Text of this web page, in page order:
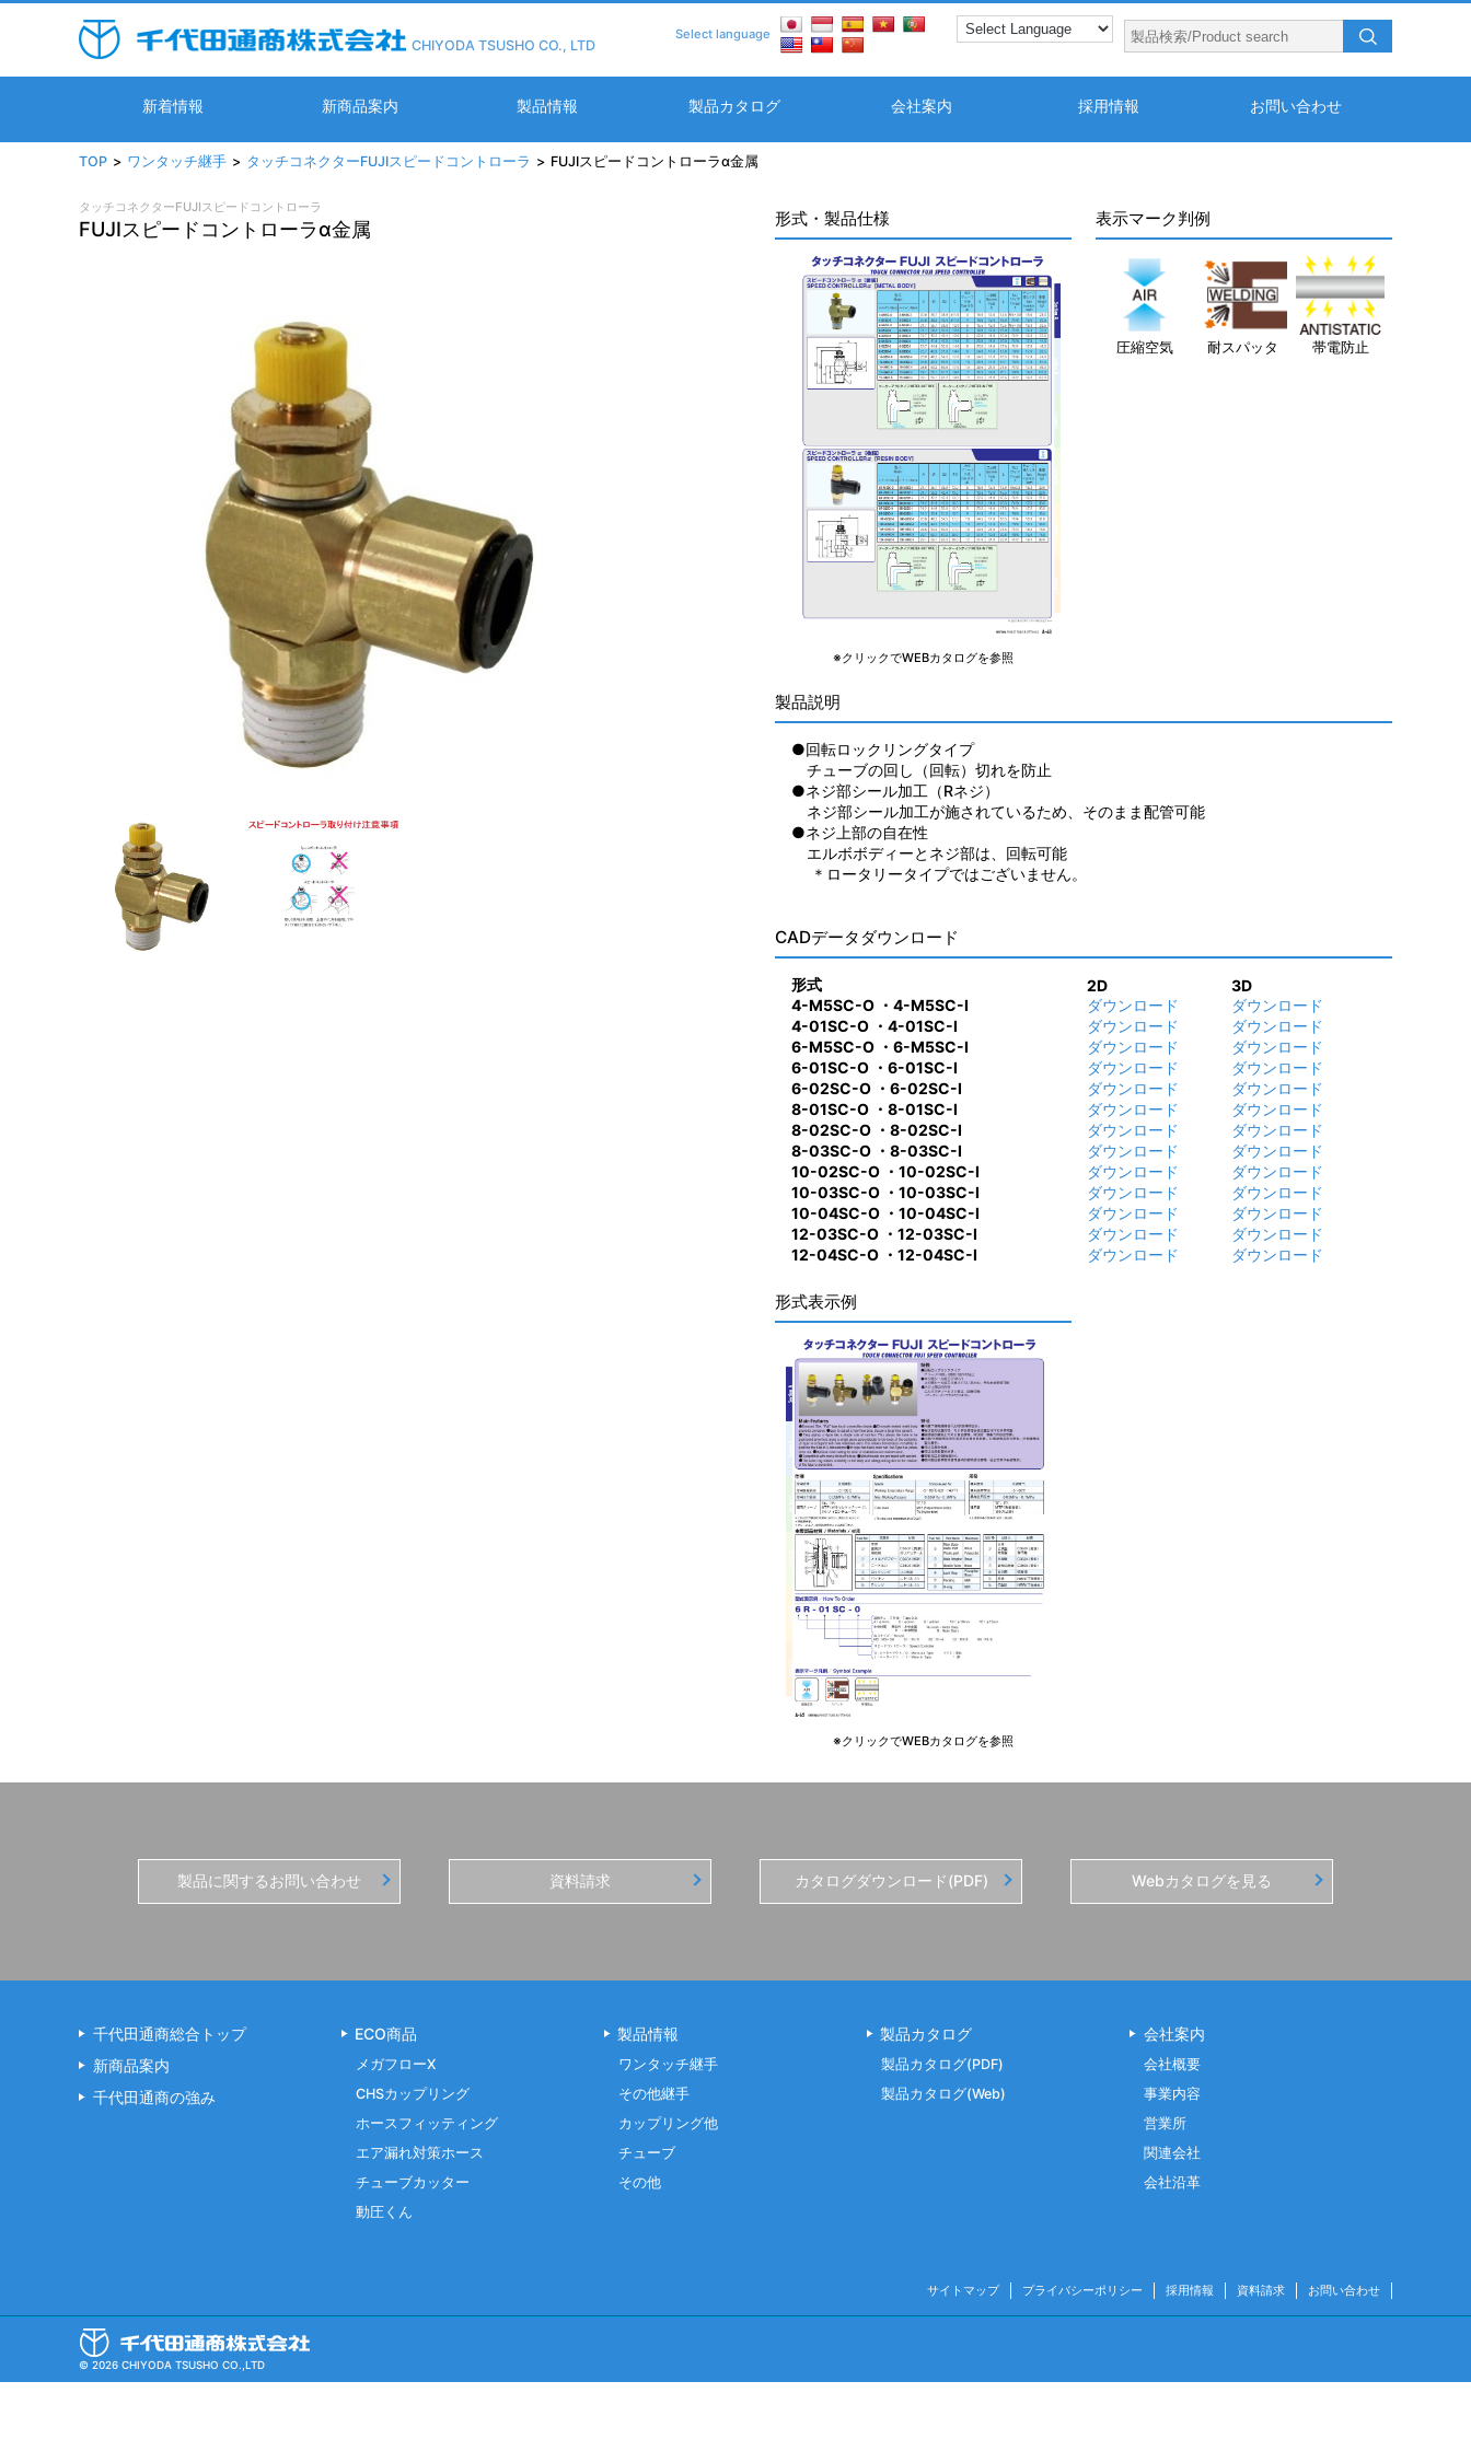
CHIYODA TSUSHO CO., LTD
Select language
新着情報 新商品案内 製品情報 製品カタログ 会社案内 採用情報 お問い合わせ
TOP ワンタッチ継手 タッチコネクターFUJIスピードコントローラ FUJIスピードコントローラα金属
タッチコネクターFUJIスピードコントローラ
FUJIスピードコントローラα金属 形式・製品仕様
※クリックでWEBカタログを参照
表示マーク判例
圧縮空気 耐スパッタ 帯電防止
製品説明
●回転ロックリングタイプ
チューブの回し（回転）切れを防止
●ネジ部シール加工（Rネジ）
ネジ部シール加工が施されているため、そのまま配管可能
●ネジ上部の自在性
エルボボディーとネジ部は、回転可能
＊ロータリータイプではございません。
CADデータダウンロード
形式 2D
3D
4-M5SC-O ・4-M5SC-I
ダウンロード
ダウンロード
4-01SC-O ・4-01SC-I
ダウンロード
ダウンロード
6-M5SC-O ・6-M5SC-I
ダウンロード
ダウンロード
6-01SC-O ・6-01SC-I
ダウンロード
ダウンロード
6-02SC-O ・6-02SC-I
ダウンロード
ダウンロード
8-01SC-O ・8-01SC-I
ダウンロード
ダウンロード
8-02SC-O ・8-02SC-I
ダウンロード
ダウンロード
8-03SC-O ・8-03SC-I
ダウンロード
ダウンロード
10-02SC-O ・10-02SC-I
ダウンロード
ダウンロード
10-03SC-O ・10-03SC-I
ダウンロード
ダウンロード
10-04SC-O ・10-04SC-I
ダウンロード
ダウンロード
12-03SC-O ・12-03SC-I
ダウンロード
ダウンロード
12-04SC-O ・12-04SC-I
ダウンロード ダウンロード
形式表示例
※クリックでWEBカタログを参照
製品に関するお問い合わせ 資料請求 カタログダウンロード(PDF) Webカタログを見る
千代田通商総合トップ
新商品案内
千代田通商の強み
ECO商品
メガフローX
CHSカップリング
ホースフィッティング
エア漏れ対策ホース
チューブカッター
動圧くん
製品情報
ワンタッチ継手
その他継手
カップリング他
チューブ
その他
製品カタログ
製品カタログ(PDF)
製品カタログ(Web)
会社案内
会社概要
事業内容
営業所
関連会社
会社沿革
サイトマップ プライバシーポリシー 採用情報 資料請求 お問い合わせ
© 2026 CHIYODA TSUSHO CO.,LTD